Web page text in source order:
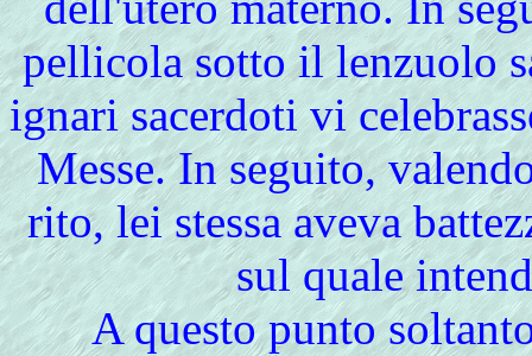
pellicola sotto il lenzuolo
ignari sacerdoti vi
Messe. In seguito,
rito, lei stessa aveva
sul quale
A questo punto